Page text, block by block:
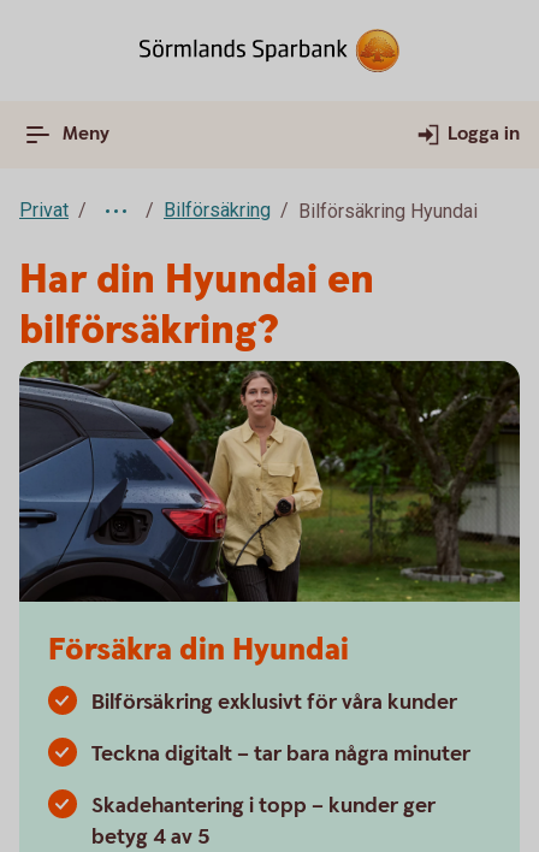
Meny Logga in
Privat Bilförsäkring Bilförsäkring Hyundai
Har din Hyundai en
bilförsäkring?
Försäkra din Hyundai
Bilförsäkring exklusivt för våra kunder
Teckna digitalt – tar bara några minuter
Skadehantering i topp – kunder ger
betyg 4 av 5